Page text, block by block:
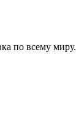
по всему миру.